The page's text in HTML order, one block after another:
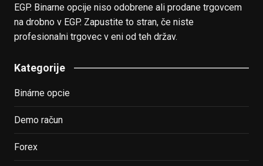
EGP. Binarne opcije niso odobrene ali prodane trgovcem
na drobno v EGP. Zapustite to stran, če niste
profesionalni trgovec v eni od teh držav.
Kategorije
Binárne opcie
Demo račun
Forex